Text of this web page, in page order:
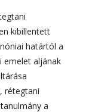
kibillentett
határtól a
emelet aljának
rétegtani
a